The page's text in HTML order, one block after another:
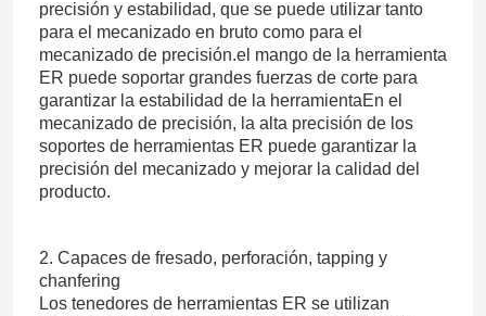
precisión y estabilidad, que se puede utilizar tanto
para el mecanizado en bruto como para el
mecanizado de precisión.el mango de la herramienta
ER puede soportar grandes fuerzas de corte para
garantizar la estabilidad de la herramientaEn el
mecanizado de precisión, la alta precisión de los
soportes de herramientas ER puede garantizar la
precisión del mecanizado y mejorar la calidad del
producto.
2. Capaces de fresado, perforación, tapping y
chanfering
Los tenedores de herramientas ER se utilizan